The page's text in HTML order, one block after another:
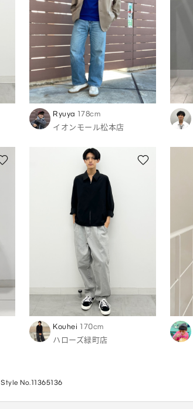
Ryuya 178cm
イオンモール松本店
Kouhei 170cm
ハローズ緑町店
Style No.11365136